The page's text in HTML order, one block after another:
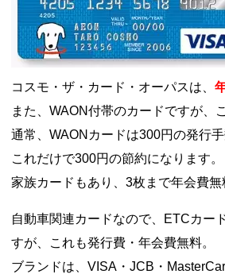
コスモ・ザ・カード・オーパスは、
また、WAON付帯のカードですが、
通常、WAONカードは300円の発行手
これだけで300円の節約になります。
家族カードもあり、3枚まで年会費無
自動車関連カードなので、ETCカー
すが、これも発行費・年会費無料。
ブランドは、VISA・JCB・